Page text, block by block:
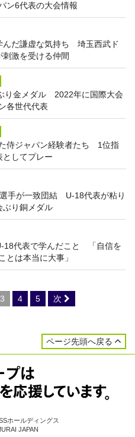
ン6代表の大会情報
んだ謙虚な気持ち 埼玉西武ド
激を受ける仲間
り金メダル 2022年に国際大会
各世代代表
侍ジャパン経験者たち 1位指
としてプレー
手が一致団結 U-18代表が粘り
ぶり銅メダル
18代表で学んだこと 「自信を
とは本当に大事」
3 4 5 次
ページ先頭へ戻る
ホールディングス
JAPAN